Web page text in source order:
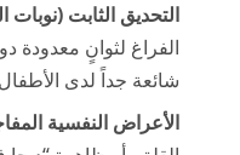
التحديق الثابت (نوبات
الفراغ لثوانٍ معدودة
شائعة جداً لدى
الأعراض النفسية